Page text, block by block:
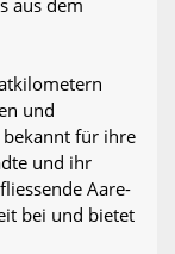
und
bekannt für ihre
und ihr
Aare-
bei und bietet